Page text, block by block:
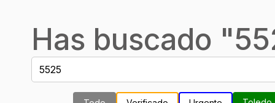
Has buscado "